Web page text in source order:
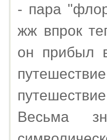
- пара
жж впрок
он прибыл
Весьма